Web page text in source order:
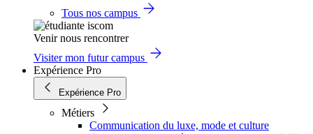
Tous nos campus
Venir nous rencontrer
Visiter mon futur campus
Expérience Pro
Expérience Pro
Métiers
Communication du luxe, mode et culture